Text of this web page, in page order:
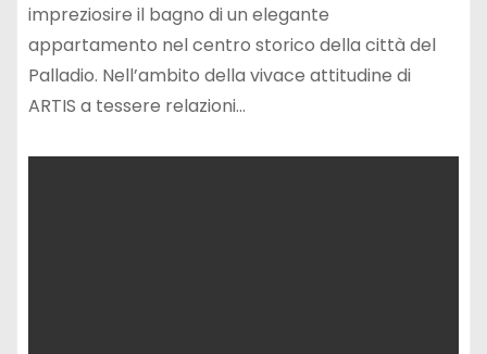
impreziosire il bagno di un elegante
appartamento nel centro storico della città del
Palladio. Nell’ambito della vivace attitudine di
ARTIS a tessere relazioni…